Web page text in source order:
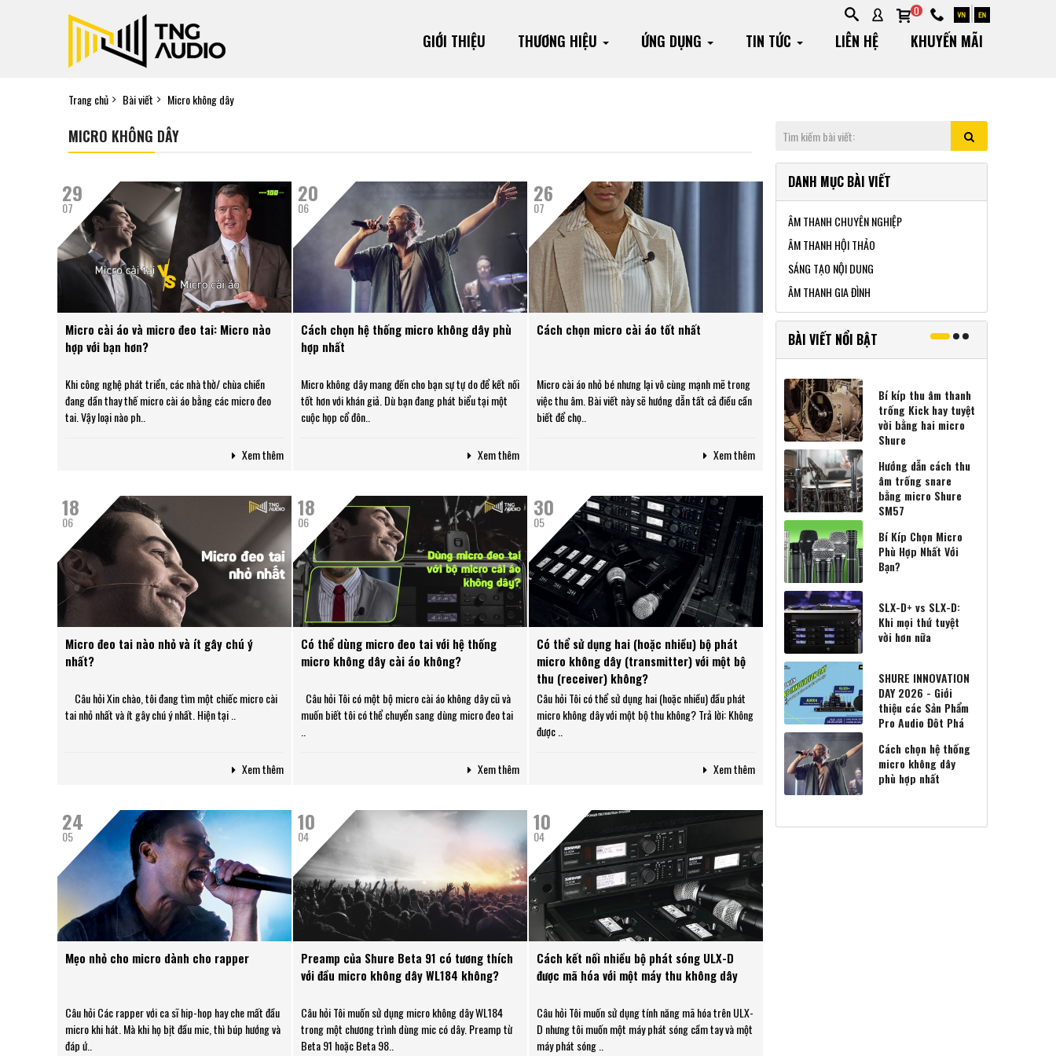
0
GIỚI THIỆU THƯƠNG HIỆU ỨNG DỤNG TIN TỨC LIÊN HỆ KHUYẾN MÃI
Trang chủ Bài viết Micro không dây
MICRO KHÔNG DÂY
29
07
Micro cài áo và micro đeo tai: Micro nào
hợp với bạn hơn?
Khi công nghệ phát triển, các nhà thờ/ chùa chiền
đang dần thay thế micro cài áo bằng các micro đeo
tai. Vậy loại nào ph..
Xem thêm
20
06
Cách chọn hệ thống micro không dây phù
hợp nhất
Micro không dây mang đến cho bạn sự tự do để kết nối
tốt hơn với khán giả. Dù bạn đang phát biểu tại một
cuộc họp cổ đôn..
Xem thêm
26
07
Cách chọn micro cài áo tốt nhất
Micro cài áo nhỏ bé nhưng lại vô cùng mạnh mẽ trong
việc thu âm. Bài viết này sẽ hướng dẫn tất cả điều cần
biết để chọ..
Xem thêm
18
06
Micro đeo tai nào nhỏ và ít gây chú ý
nhất?
Câu hỏi Xin chào, tôi đang tìm một chiếc micro cài
tai nhỏ nhất và ít gây chú ý nhất. Hiện tại ..
Xem thêm
18
06
Có thể dùng micro đeo tai với hệ thống
micro không dây cài áo không?
Câu hỏi Tôi có một bộ micro cài áo không dây cũ và
muốn biết tôi có thể chuyển sang dùng micro đeo tai
Xem thêm
30
05
Có thể sử dụng hai (hoặc nhiều) bộ phát
micro không dây (transmitter) với một bộ
thu (receiver) không?
Câu hỏi Tôi có thể sử dụng hai (hoặc nhiều) đầu phát
micro không dây với một bộ thu không? Trả lời: Không
được ..
Xem thêm
24
05
Mẹo nhỏ cho micro dành cho rapper
Câu hỏi Các rapper với ca sĩ hip-hop hay che mất đầu
micro khi hát. Mà khi họ bịt đầu mic, thì búp hướng và
đáp ứ..
10
04
Preamp của Shure Beta 91 có tương thích
với đầu micro không dây WL184 không?
Câu hỏi Tôi muốn sử dụng micro không dây WL184
trong một chương trình dùng mic có dây. Preamp từ
Beta 91 hoặc Beta 98..
10
04
Cách kết nối nhiều bộ phát sóng ULX-D
được mã hóa với một máy thu không dây
Câu hỏi Tôi muốn sử dụng tính năng mã hóa trên ULX-
D nhưng tôi muốn một máy phát sóng cầm tay và một
máy phát sóng ..
DANH MỤC BÀI VIẾT
ÂM THANH CHUYÊN NGHIỆP
ÂM THANH HỘI THẢO
SÁNG TẠO NỘI DUNG
ÂM THANH GIA ĐÌNH
BÀI VIẾT NỔI BẬT
5 điều bạn cần biết
khi chọn micro chơi
âm thanh chất lượng
Bí kíp chọn micro
phù hợp nhất dành
cho người sáng tạo
nội dung
Micro cài áo và
micro đeo tai: Micro
nào hợp với bạn
hơn?
Cách chọn micro để
làm podcast
âm trống kick/ bass
Có thể dùng micro
đeo tai với hệ thống
nhất?
Hướng dẫn toàn diện
về cách chọn micro
đeo tai tốt nhất
Nguồn Phantom là
gì? Tại sao cần dùng
nó?
micro: Transducers,
Búp hướng và Tần số
đáp ứng
nào của các micro
hai búp hướng KSM9
Bí kíp thu âm thanh
trống Kick hay tuyệt
vời bằng hai micro
Shure
Hướng dẫn cách thu
âm trống snare
bằng micro Shure
SM57
Bí Kíp Chọn Micro
Phù Hợp Nhất Với
Bạn?
SLX-D+ vs SLX-D:
Khi mọi thứ tuyệt
vời hơn nữa
SHURE INNOVATION
DAY 2026 - Giới
thiệu các Sản Phẩm
Pro Audio Đột Phá
Cách chọn hệ thống
micro không dây
phù hợp nhất